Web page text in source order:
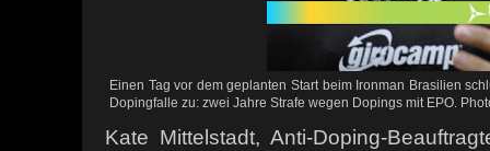
Einen Tag vor dem geplanten Start beim Ironman Brasilien
Dopingfalle zu: zwei Jahre Strafe wegen Dopings mit EPO.
Kate Mittelstadt, Anti-Doping-